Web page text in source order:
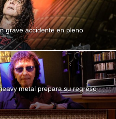
grave accidente en pleno
metal prepara su regreso